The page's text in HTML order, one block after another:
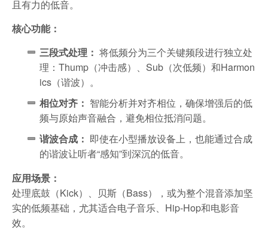
且有力的低音。
核心功能：
三段式处理： 将低频分为三个关键频段进行独立处
理：Thump（冲击感）、Sub（次低频）和Harmon
ics（谐波）。
相位对齐： 智能分析并对齐相位，确保增强后的低
频与原始声音融合，避免相位抵消问题。
谐波合成： 即使在小型播放设备上，也能通过合成
的谐波让听者“感知”到深沉的低音。
应用场景：
处理底鼓（Kick）、贝斯（Bass），或为整个混音添加坚
实的低频基础，尤其适合电子音乐、Hip-Hop和电影音
效。